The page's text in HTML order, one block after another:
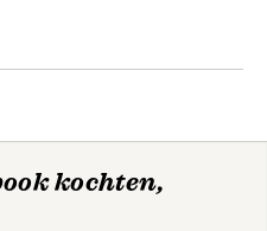
Stap uit powerplay
kochten,